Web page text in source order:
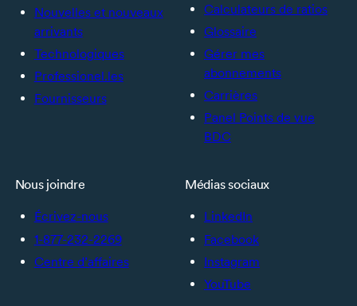
Nouvelles et nouveaux
arrivants
Technologiques
Professionel.les
Fournisseurs
Calculateurs de ratios
Glossaire
Gérer mes
abonnements
Carrières
Panel Points de vue
BDC
Nous joindre
Écrivez-nous
1-877-232-2269
Centre d’affaires
Médias sociaux
LinkedIn
Facebook
Instagram
YouTube